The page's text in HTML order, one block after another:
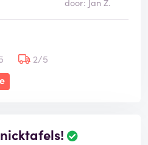
door: Jan Z.
2/5